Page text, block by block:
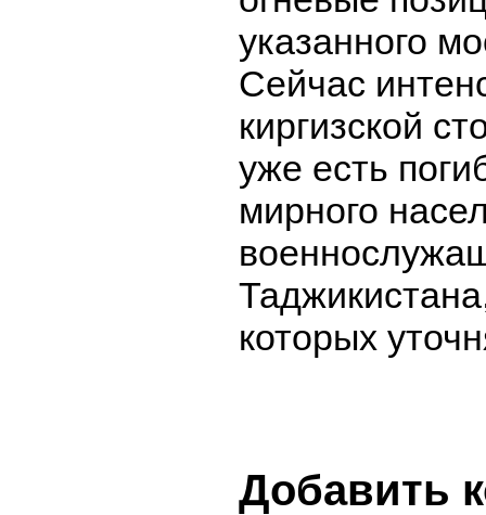
указанного
Сейчас
киргизской
уже есть
мирного
которых
Добавить